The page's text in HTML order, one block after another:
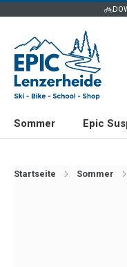
Sommer Epic
Startseite Sommer